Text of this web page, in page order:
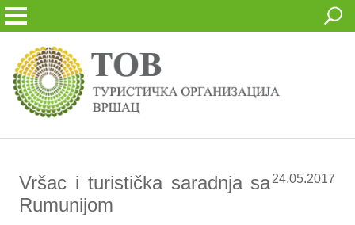
Vršac i turistička saradnja sa
Rumunijom
24.05.2017